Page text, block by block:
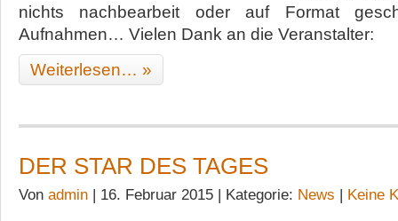
nichts nachbearbeit oder auf Format
Aufnahmen… Vielen Dank an die Veranstalter:
Weiterlesen… »
DER STAR DES TAGES
Von admin | 16. Februar 2015 | Kategorie: News | Keine